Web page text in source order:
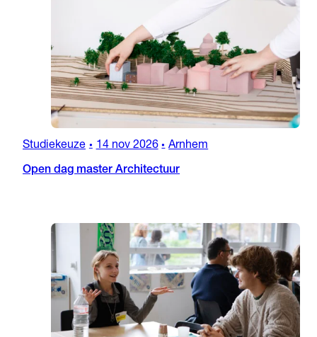
Studiekeuze • 14 nov 2026 • Arnhem
Open dag master Architectuur